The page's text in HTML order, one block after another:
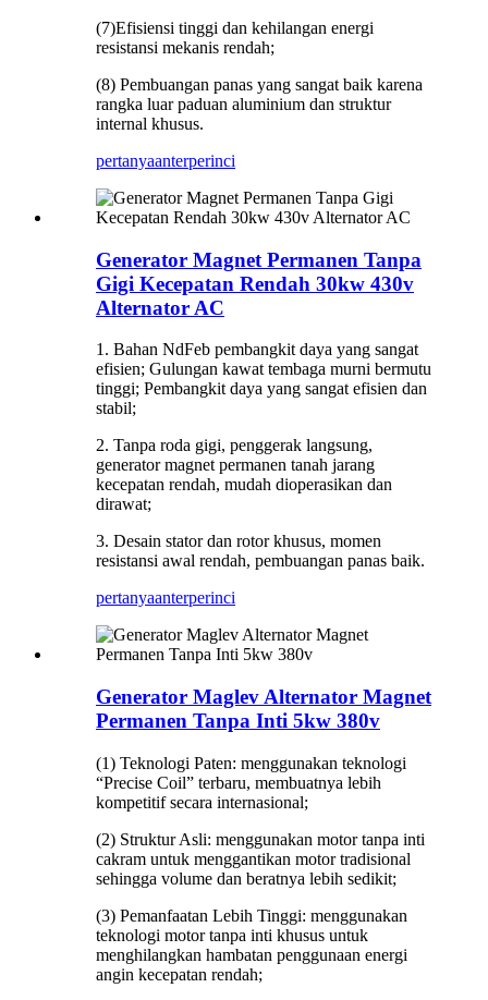
(7)Efisiensi tinggi dan kehilangan energi
resistansi mekanis rendah;
(8) Pembuangan panas yang sangat baik karena
rangka luar paduan aluminium dan struktur
internal khusus.
pertanyaanterperinci
Generator Magnet Permanen Tanpa
Gigi Kecepatan Rendah 30kw 430v
Alternator AC
1. Bahan NdFeb pembangkit daya yang sangat
efisien; Gulungan kawat tembaga murni bermutu
tinggi; Pembangkit daya yang sangat efisien dan
stabil;
2. Tanpa roda gigi, penggerak langsung,
generator magnet permanen tanah jarang
kecepatan rendah, mudah dioperasikan dan
dirawat;
3. Desain stator dan rotor khusus, momen
resistansi awal rendah, pembuangan panas baik.
pertanyaanterperinci
Generator Maglev Alternator Magnet
Permanen Tanpa Inti 5kw 380v
(1) Teknologi Paten: menggunakan teknologi
“Precise Coil” terbaru, membuatnya lebih
kompetitif secara internasional;
(2) Struktur Asli: menggunakan motor tanpa inti
cakram untuk menggantikan motor tradisional
sehingga volume dan beratnya lebih sedikit;
(3) Pemanfaatan Lebih Tinggi: menggunakan
teknologi motor tanpa inti khusus untuk
menghilangkan hambatan penggunaan energi
angin kecepatan rendah;